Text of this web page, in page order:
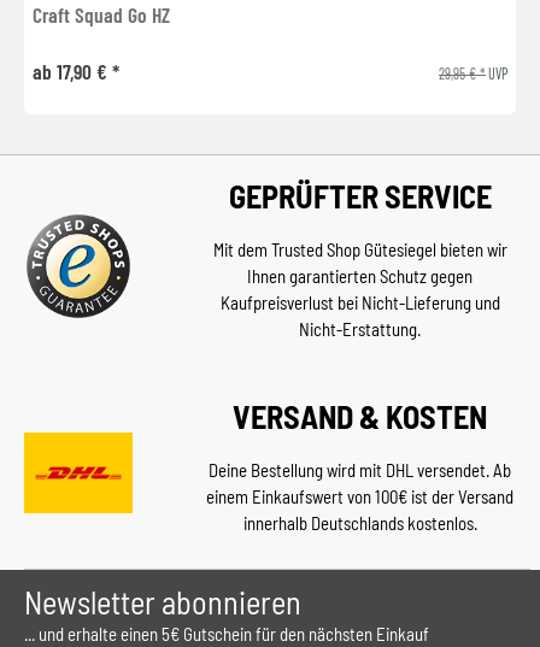
Craft Squad Go HZ
ab 17,90 € * 29,95 € *UVP
GEPRÜFTER SERVICE
Mit dem Trusted Shop Gütesiegel bieten wir
Ihnen garantierten Schutz gegen
Kaufpreisverlust bei Nicht-Lieferung und
Nicht-Erstattung.
VERSAND & KOSTEN
Deine Bestellung wird mit DHL versendet. Ab
einem Einkaufswert von 100€ ist der Versand
innerhalb Deutschlands kostenlos.
Newsletter abonnieren
... und erhalte einen 5€ Gutschein für den nächsten Einkauf